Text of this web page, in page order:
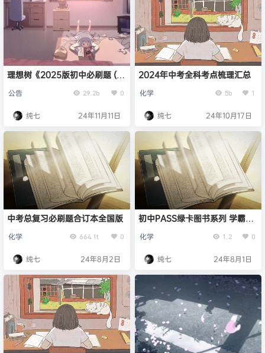
理想树《2025版初中必刷题 (全
公告 29.2b 0
纯七 24年11月11日
2024年中考全科考点梳理汇总
化学 5b 1
纯七 24年10月17日
中考总复习必刷题合订本全国版
化学 664.1t 0
纯七 24年8月2日
初中PASS绿卡图书系列 学霸笔
化学 1.2 0
纯七 24年8月1日